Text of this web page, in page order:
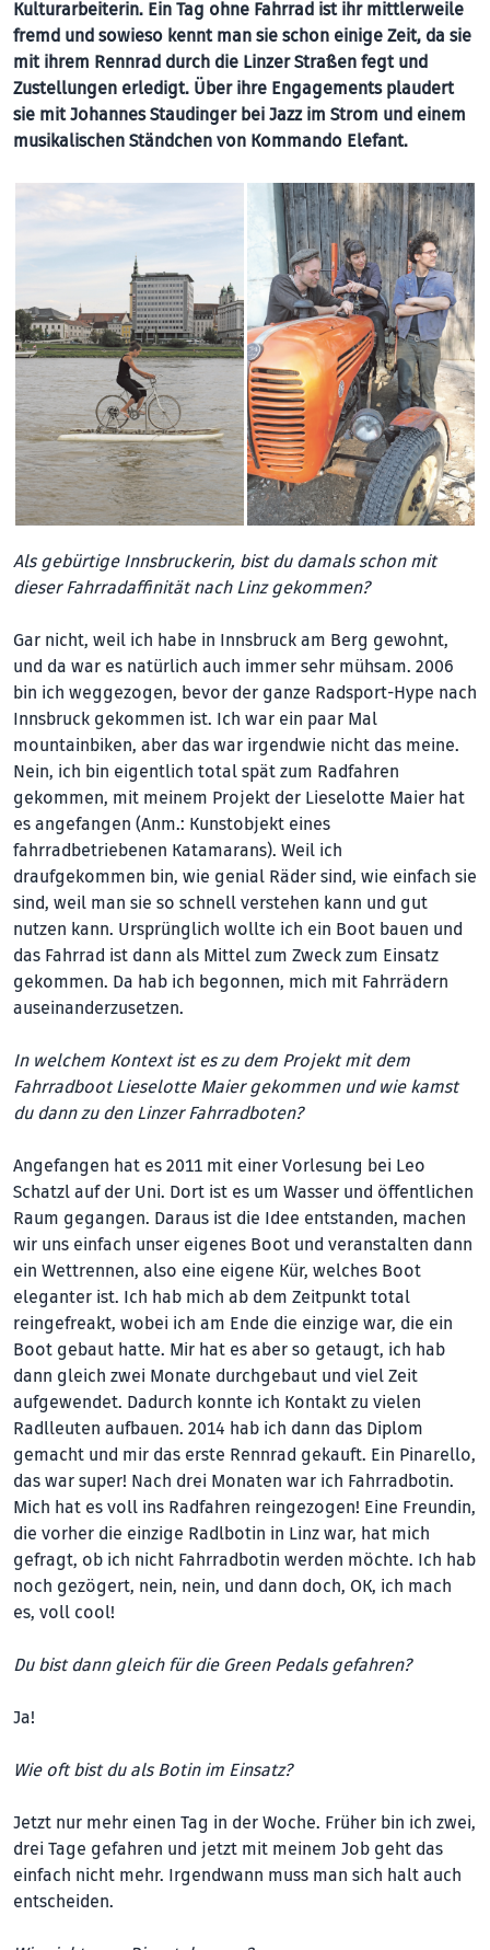
Kulturarbeiterin. Ein Tag ohne Fahrrad ist ihr mittlerweile
fremd und sowieso kennt man sie schon einige Zeit, da sie
mit ihrem Rennrad durch die Linzer Straßen fegt und
Zustellungen erledigt. Über ihre Engagements plaudert
sie mit Johannes Staudinger bei Jazz im Strom und einem
musikalischen Ständchen von Kommando Elefant.
Als gebürtige Innsbruckerin, bist du damals schon mit
dieser Fahrradaffinität nach Linz gekommen?
Gar nicht, weil ich habe in Innsbruck am Berg gewohnt,
und da war es natürlich auch immer sehr mühsam. 2006
bin ich weggezogen, bevor der ganze Radsport-Hype nach
Innsbruck gekommen ist. Ich war ein paar Mal
mountainbiken, aber das war irgendwie nicht das meine.
Nein, ich bin eigentlich total spät zum Radfahren
gekommen, mit meinem Projekt der Lieselotte Maier hat
es angefangen (Anm.: Kunstobjekt eines
fahrradbetriebenen Katamarans). Weil ich
draufgekommen bin, wie genial Räder sind, wie einfach sie
sind, weil man sie so schnell verstehen kann und gut
nutzen kann. Ursprünglich wollte ich ein Boot bauen und
das Fahrrad ist dann als Mittel zum Zweck zum Einsatz
gekommen. Da hab ich begonnen, mich mit Fahrrädern
auseinanderzusetzen.
In welchem Kontext ist es zu dem Projekt mit dem
Fahrradboot Lieselotte Maier gekommen und wie kamst
du dann zu den Linzer Fahrradboten?
Angefangen hat es 2011 mit einer Vorlesung bei Leo
Schatzl auf der Uni. Dort ist es um Wasser und öffentlichen
Raum gegangen. Daraus ist die Idee entstanden, machen
wir uns einfach unser eigenes Boot und veranstalten dann
ein Wettrennen, also eine eigene Kür, welches Boot
eleganter ist. Ich hab mich ab dem Zeitpunkt total
reingefreakt, wobei ich am Ende die einzige war, die ein
Boot gebaut hatte. Mir hat es aber so getaugt, ich hab
dann gleich zwei Monate durchgebaut und viel Zeit
aufgewendet. Dadurch konnte ich Kontakt zu vielen
Radlleuten aufbauen. 2014 hab ich dann das Diplom
gemacht und mir das erste Rennrad gekauft. Ein Pinarello,
das war super! Nach drei Monaten war ich Fahrradbotin.
Mich hat es voll ins Radfahren reingezogen! Eine Freundin,
die vorher die einzige Radlbotin in Linz war, hat mich
gefragt, ob ich nicht Fahrradbotin werden möchte. Ich hab
noch gezögert, nein, nein, und dann doch, OK, ich mach
es, voll cool!
Du bist dann gleich für die Green Pedals gefahren?
Ja!
Wie oft bist du als Botin im Einsatz?
Jetzt nur mehr einen Tag in der Woche. Früher bin ich zwei,
drei Tage gefahren und jetzt mit meinem Job geht das
einfach nicht mehr. Irgendwann muss man sich halt auch
entscheiden.